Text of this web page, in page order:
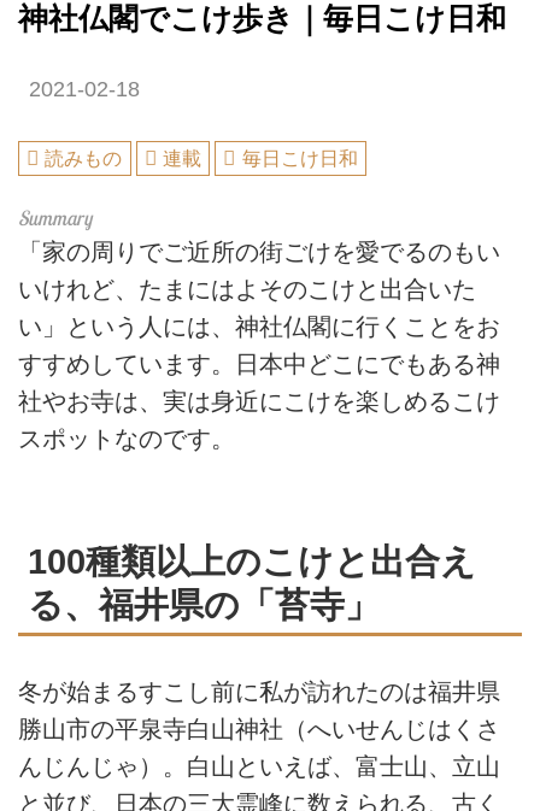
神社仏閣でこけ歩き｜毎日こけ日和
2021-02-18
読みもの 連載 毎日こけ日和
「家の周りでご近所の街ごけを愛でるのもい
いけれど、たまにはよそのこけと出合いた
い」という人には、神社仏閣に行くことをお
すすめしています。日本中どこにでもある神
社やお寺は、実は身近にこけを楽しめるこけ
スポットなのです。
100種類以上のこけと出合え
る、福井県の「苔寺」
冬が始まるすこし前に私が訪れたのは福井県
勝山市の平泉寺白山神社（へいせんじはくさ
んじんじゃ）。白山といえば、富士山、立山
と並び、日本の三大霊峰に数えられる、古く